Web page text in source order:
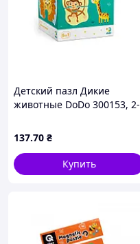
Детский пазл Дикие
животные DoDo 300153, 2-
137.70 ₴
Купить